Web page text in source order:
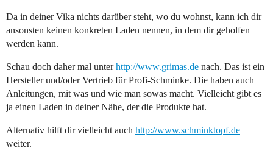
Da in deiner Vika nichts darüber steht, wo du wohnst, kann ich dir
ansonsten keinen konkreten Laden nennen, in dem dir geholfen
werden kann.
Schau doch daher mal unterhttp://www.grimas.de nach. Das ist ein
Hersteller und/oder Vertrieb für Profi-Schminke. Die haben auch
Anleitungen, mit was und wie man sowas macht. Vielleicht gibt es
ja einen Laden in deiner Nähe, der die Produkte hat.
Alternativ hilft dir vielleicht auch http://www.schminktopf.de
weiter.